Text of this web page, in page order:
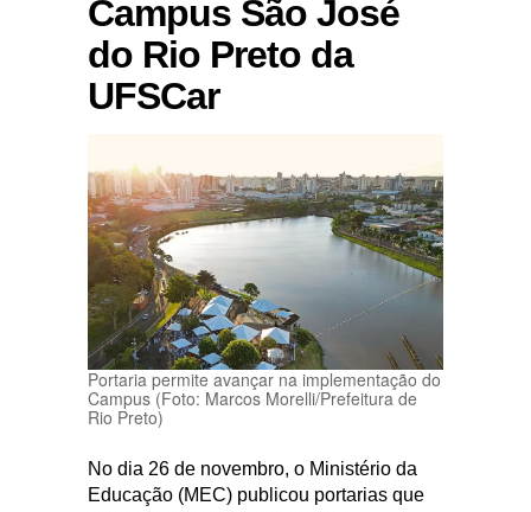
Campus São José
do Rio Preto da
UFSCar
Portaria permite avançar na implementação do
Campus (Foto: Marcos Morelli/Prefeitura de
Rio Preto)
No dia 26 de novembro, o Ministério da
Educação (MEC) publicou portarias que